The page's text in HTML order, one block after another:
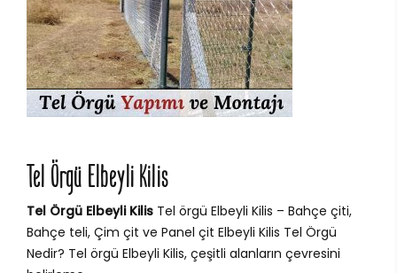
Tel Örgü Elbeyli Kilis
Tel Örgü Elbeyli Kilis Tel örgü Elbeyli Kilis – Bahçe çiti,
Bahçe teli, Çim çit ve Panel çit Elbeyli Kilis Tel Örgü
Nedir? Tel örgü Elbeyli Kilis, çeşitli alanların çevresini